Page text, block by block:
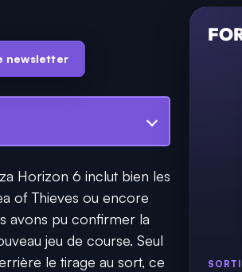
newsletter
Horizon 6 inclut bien les
of Thieves ou encore
avons pu confirmer la
jeu de course. Seul
le tirage au sort, ce